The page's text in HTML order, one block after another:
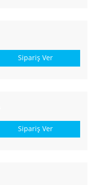
Sipariş Ver
Sipariş Ver